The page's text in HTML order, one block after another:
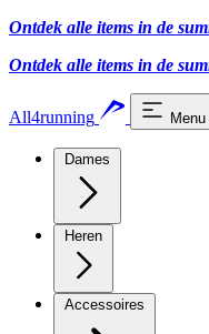
Ontdek alle items in de
Ontdek alle items in de
All4running
Dames
Heren
Accessoires